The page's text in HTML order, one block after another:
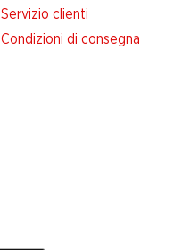
Servizio clienti
Condizioni di consegna